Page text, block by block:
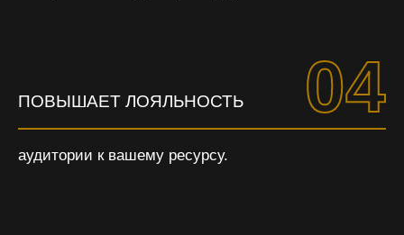
ПОВЫШАЕТ ЛОЯЛЬНОСТЬ 04
аудитории к вашему ресурсу.